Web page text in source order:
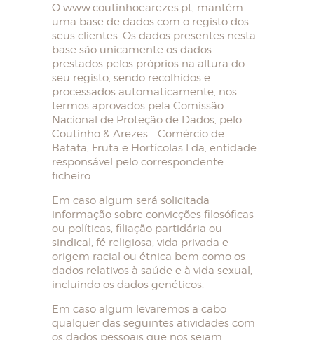
O www.coutinhoearezes.pt, mantém
uma base de dados com o registo dos
seus clientes. Os dados presentes nesta
base são unicamente os dados
prestados pelos próprios na altura do
seu registo, sendo recolhidos e
processados automaticamente, nos
termos aprovados pela Comissão
Nacional de Proteção de Dados, pelo
Coutinho & Arezes – Comércio de
Batata, Fruta e Hortícolas Lda, entidade
responsável pelo correspondente
ficheiro.
Em caso algum será solicitada
informação sobre convicções filosóficas
ou políticas, filiação partidária ou
sindical, fé religiosa, vida privada e
origem racial ou étnica bem como os
dados relativos à saúde e à vida sexual,
incluindo os dados genéticos.
Em caso algum levaremos a cabo
qualquer das seguintes atividades com
os dados pessoais que nos sejam